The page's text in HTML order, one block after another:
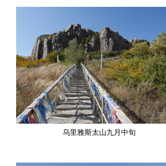
乌里雅斯太山九月中旬